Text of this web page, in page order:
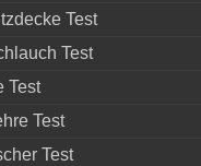
Test
Test
Test
Test
Test